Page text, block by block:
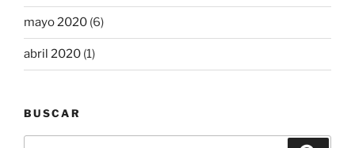
mayo 2020 (6)
abril 2020 (1)
BUSCAR